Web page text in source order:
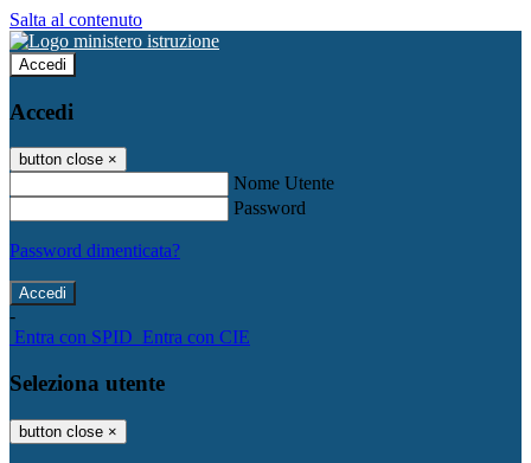
Salta al contenuto
Accedi
Accedi
button close ×
Nome Utente
Password
Password dimenticata?
-
Entra con SPID Entra con CIE
Seleziona utente
button close ×